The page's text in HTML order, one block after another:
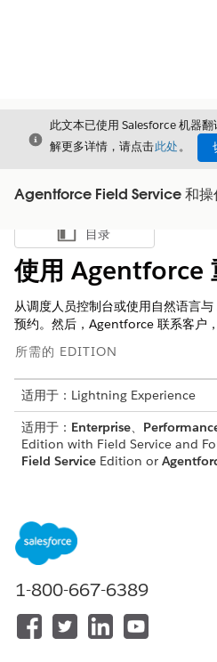
关闭
此文本已使用 Salesforce 机器
解更多详情，请点击此处。
Agentforce Field Service 和操
显示目录
目录
使用 Agentforce
从调度人员控制台或使用自然语言
预约。然后，Agentforce 联系客户
所需的 EDITION
适用于：Lightning Experience
适用于： Enterprise、
Edition with Field Service and
Field Service Edition or
要使用调度控制台中的选项：
要允许客服人员执行操作：
要让客服人员运行所需的流：
1-800-667-6389